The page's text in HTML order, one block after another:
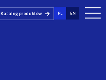
Katalog produktów PL EN